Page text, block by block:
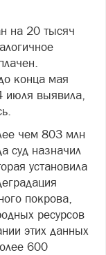
на 20 тысяч
конца мая
июля выявила,
чем 803 млн
суд назначил
установила
покрова,
ресурсов
этих данных
600